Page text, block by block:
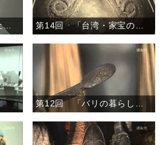
第15回 「朝鮮半島・土器の横笛」 第14回 「台湾・家宝の壷」